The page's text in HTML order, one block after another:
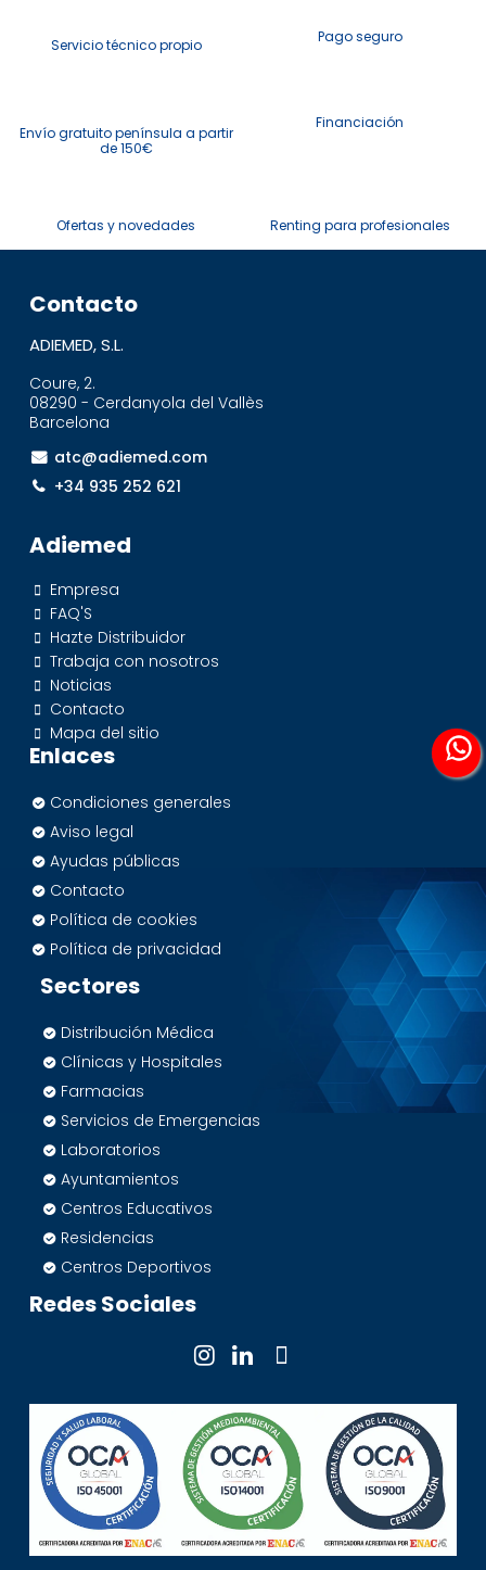
Servicio técnico propio Pago seguro
Envío gratuito península a partir
de 150€
Financiación
Ofertas y novedades Renting para profesionales
Contacto
ADIEMED, S.L.
Coure, 2.
08290 - Cerdanyola del Vallès
Barcelona
atc@adiemed.com
+34 935 252 621
Adiemed
Empresa
FAQ'S
Hazte Distribuidor
Trabaja con nosotros
Noticias
Contacto
Mapa del sitio
Enlaces
Condiciones generales
Aviso legal
Ayudas públicas
Contacto
Política de cookies
Política de privacidad
Sectores
Distribución Médica
Clínicas y Hospitales
Farmacias
Servicios de Emergencias
Laboratorios
Ayuntamientos
Centros Educativos
Residencias
Centros Deportivos
Redes Sociales